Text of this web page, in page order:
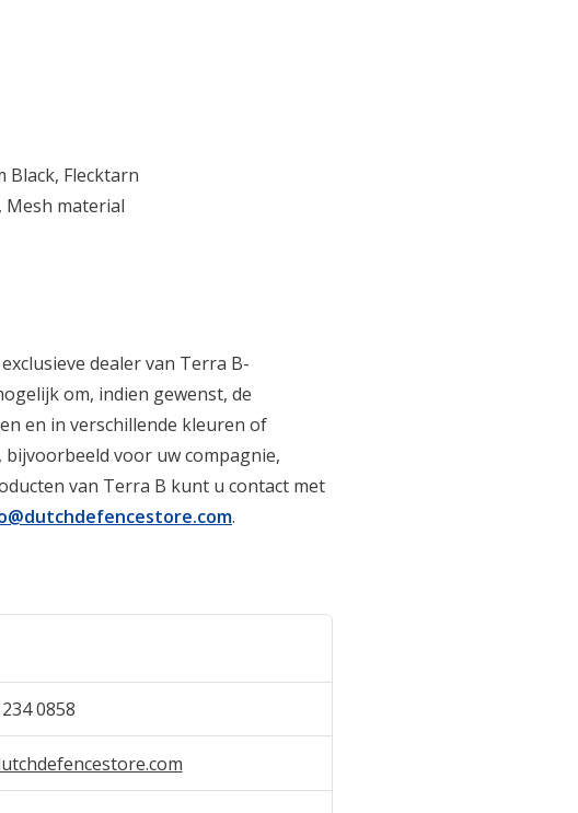
Black, Flecktarn
Mesh material
dealer van Terra B-
om, indien gewenst, de
en in verschillende kleuren of
voor uw compagnie,
van Terra B kunt u contact met
.
0858